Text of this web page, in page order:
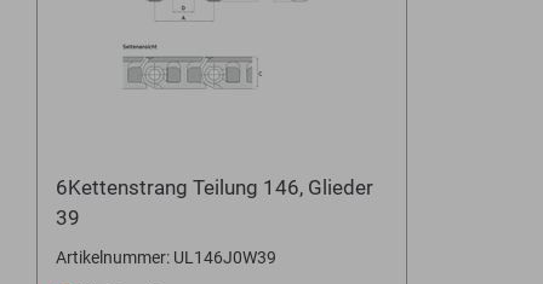
6Kettenstrang Teilung 146, Glieder
39
Artikelnummer: UL146J0W39